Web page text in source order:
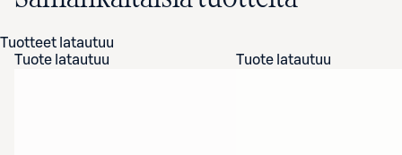
Tuotteet latautuu
Tuote latautuu
Tuote latautuu